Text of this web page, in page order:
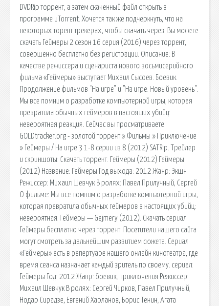
DVDRip торрент, а затем скаченный файл открыть в
программе uTorrent. Хочется так же подчеркнуть, что на
некоторых торент трекерах, чтобы скачать через. Вы можете
скачать Геймеры 2 сезон 16 серия (2016) через торрент,
совершенно бесплатно без регистрации. Описание: В
качестве режиссера и сценариста нового восьмисерийного
фильма «Геймеры» выступает Михаил Сысоев. Боевик.
Продолжение фильмов "На игре" и "На игре. Новый уровень".
Мы все помним о разработке компьютерной игры, которая
превратила обычных геймеров в настоящих убийц:
невероятная реакция. Сейчас вы просматриваете:
GOLDtracker.org - золотой торрент » Фильмы » Приключение
» Геймеры / На игре 3 1-8 серии из 8 (2012) SATRip. Трейлер
и скриншоты: Скачать торрент. Геймеры (2012) Геймеры
(2012) Название: Геймеры Год выхода: 2012 Жанр: Экшн
Режиссер: Михаил Шевчук В ролях: Павел Прилучный, Сергей
О фильме: Мы все помним о разработке компьютерной игры,
которая превратила обычных геймеров в настоящих убийц:
невероятная. Геймеры — Gejmery (2012). Скачать сериал
Геймеры бесплатно через торрент. Посетители нашего сайта
могут смотреть за дальнейшим развитием сюжета. Сериал
«Геймеры» есть в репертуаре нашего онлайн кинотеатра, где
время сеанса назначает каждый зритель по своему. сериал:
Геймеры Год: 2012 Жанр: боевик, приключения Режиссер:
Михаил Шевчук В ролях: Сергей Чирков, Павел Прилучный,
Нодар Сирадзе, Евгений Харланов, Борис Тенин, Агата